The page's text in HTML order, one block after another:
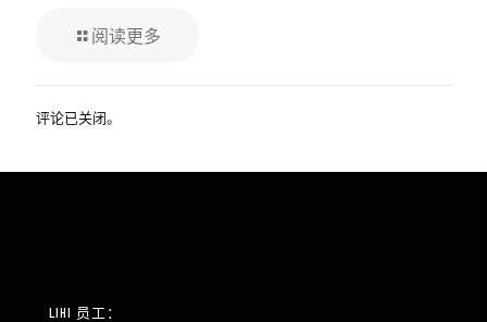
阅读更多
评论已关闭。
LIHI 员工：